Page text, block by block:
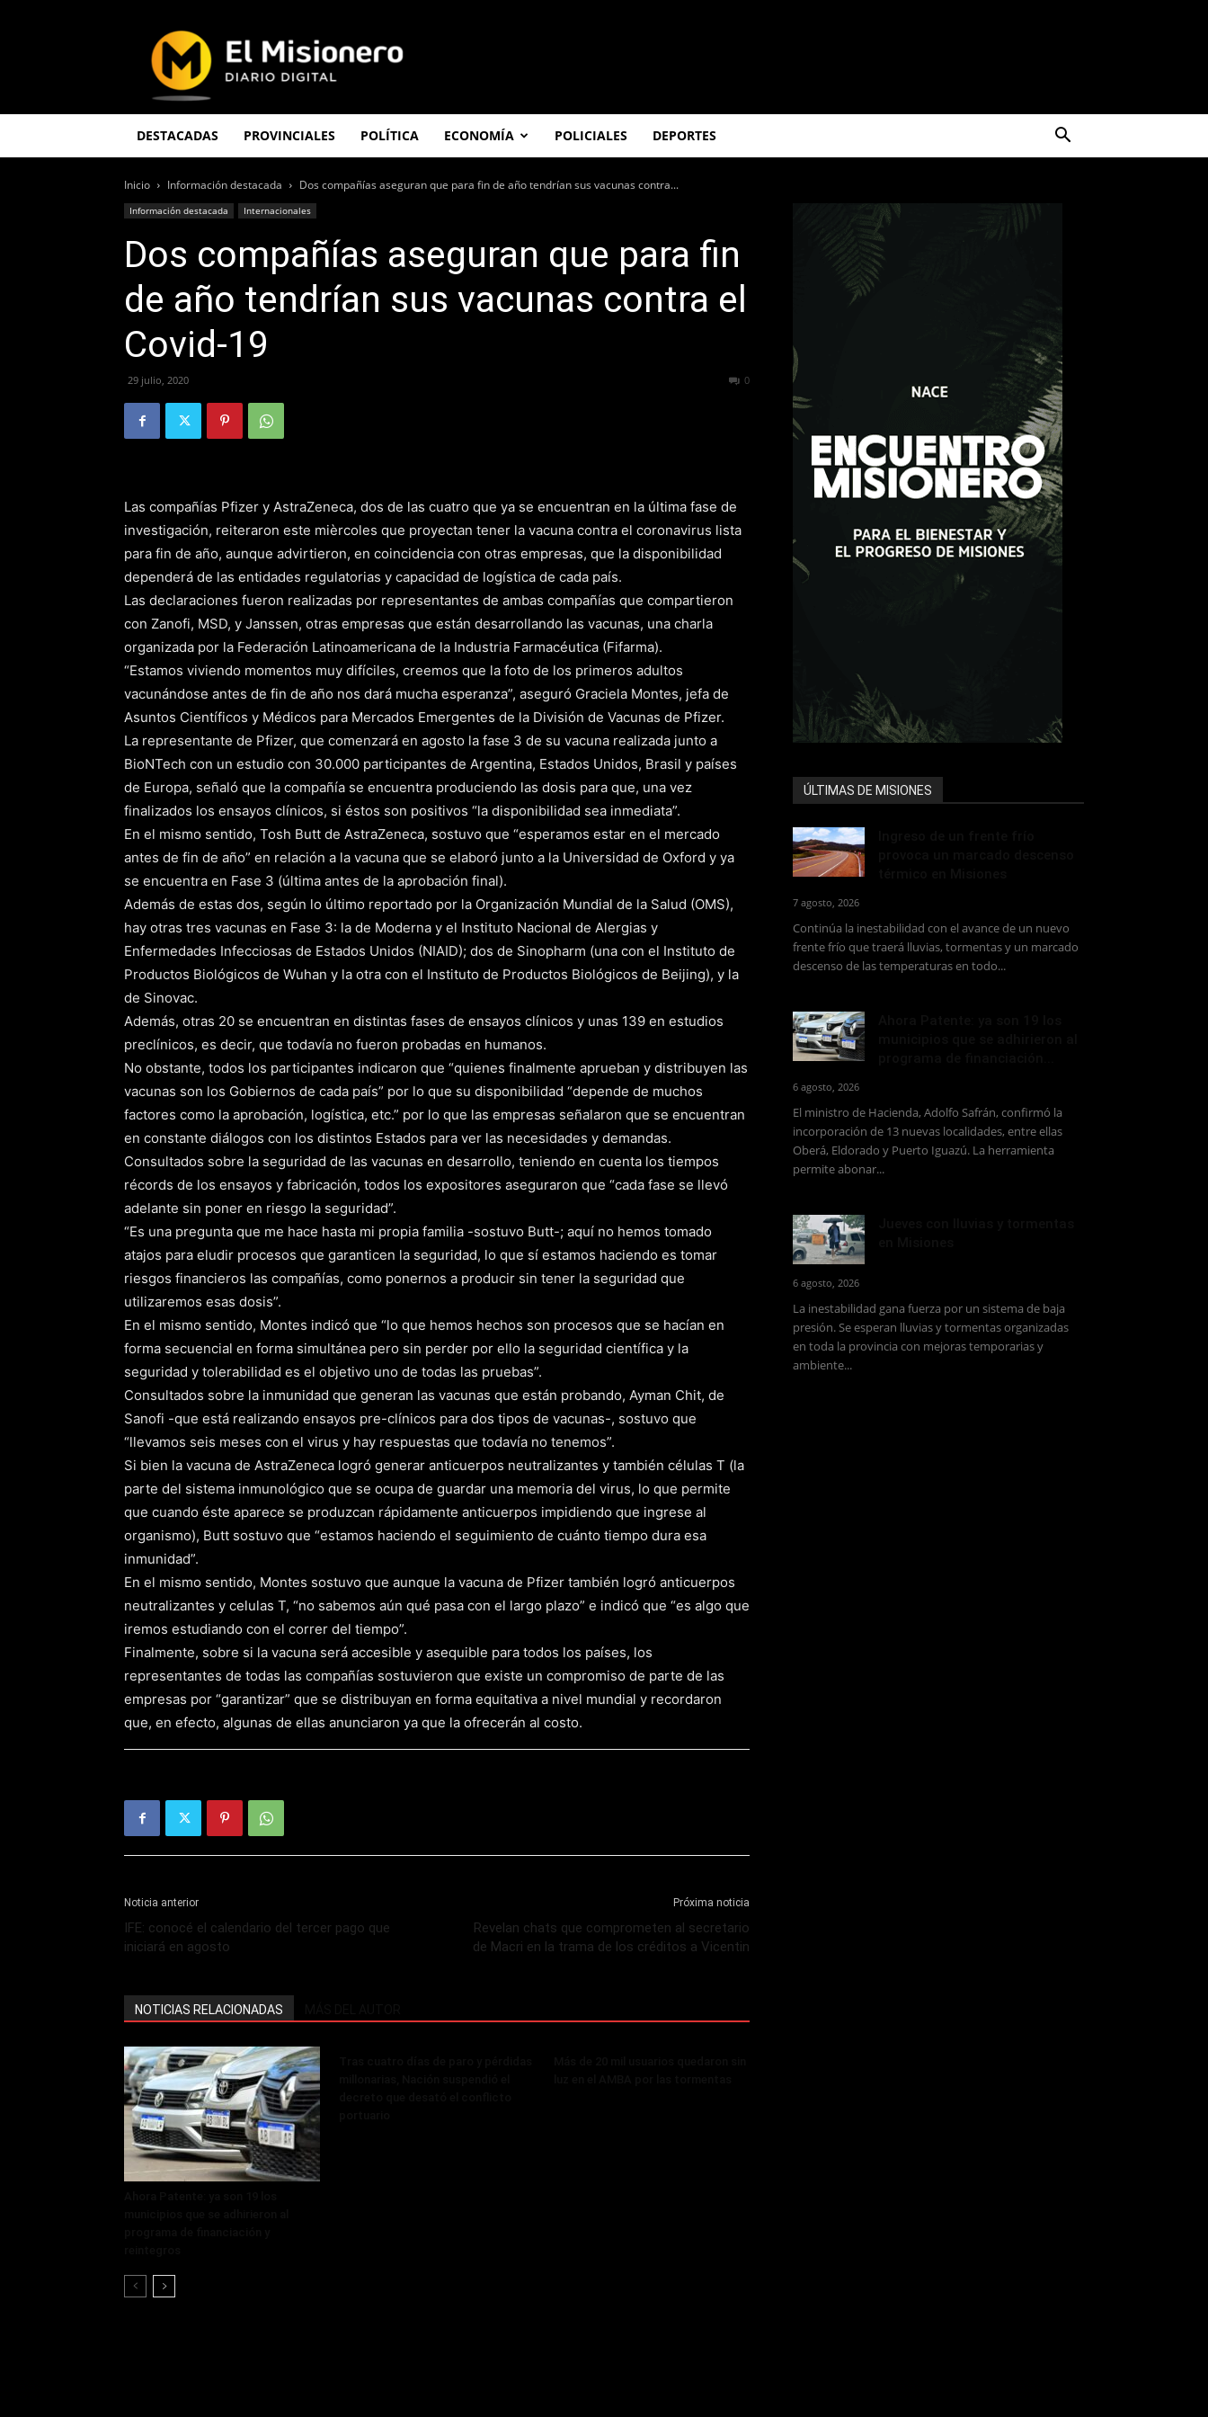
Misionero
DESTACADAS PROVINCIALES POLÍTICA ECONOMÍA POLICIALES DEPORTES
Inicio Información destacada Dos compañías aseguran que para fin de año tendrían sus vacunas contra...
Información destacada Internacionales
Dos compañías aseguran que para fin
de año tendrían sus vacunas contra el
Covid-19
29 julio, 2020 0
Las compañías Pfizer y AstraZeneca, dos de las cuatro que ya se encuentran en la última fase de
investigación, reiteraron este mièrcoles que proyectan tener la vacuna contra el coronavirus lista
para fin de año, aunque advirtieron, en coincidencia con otras empresas, que la disponibilidad
dependerá de las entidades regulatorias y capacidad de logística de cada país.
Las declaraciones fueron realizadas por representantes de ambas compañías que compartieron
con Zanofi, MSD, y Janssen, otras empresas que están desarrollando las vacunas, una charla
organizada por la Federación Latinoamericana de la Industria Farmacéutica (Fifarma).
“Estamos viviendo momentos muy difíciles, creemos que la foto de los primeros adultos
vacunándose antes de fin de año nos dará mucha esperanza”, aseguró Graciela Montes, jefa de
Asuntos Científicos y Médicos para Mercados Emergentes de la División de Vacunas de Pfizer.
La representante de Pfizer, que comenzará en agosto la fase 3 de su vacuna realizada junto a
BioNTech con un estudio con 30.000 participantes de Argentina, Estados Unidos, Brasil y países
de Europa, señaló que la compañía se encuentra produciendo las dosis para que, una vez
finalizados los ensayos clínicos, si éstos son positivos “la disponibilidad sea inmediata”.
En el mismo sentido, Tosh Butt de AstraZeneca, sostuvo que “esperamos estar en el mercado
antes de fin de año” en relación a la vacuna que se elaboró junto a la Universidad de Oxford y ya
se encuentra en Fase 3 (última antes de la aprobación final).
Además de estas dos, según lo último reportado por la Organización Mundial de la Salud (OMS),
hay otras tres vacunas en Fase 3: la de Moderna y el Instituto Nacional de Alergias y
Enfermedades Infecciosas de Estados Unidos (NIAID); dos de Sinopharm (una con el Instituto de
Productos Biológicos de Wuhan y la otra con el Instituto de Productos Biológicos de Beijing), y la
de Sinovac.
Además, otras 20 se encuentran en distintas fases de ensayos clínicos y unas 139 en estudios
preclínicos, es decir, que todavía no fueron probadas en humanos.
No obstante, todos los participantes indicaron que “quienes finalmente aprueban y distribuyen las
vacunas son los Gobiernos de cada país” por lo que su disponibilidad “depende de muchos
factores como la aprobación, logística, etc.” por lo que las empresas señalaron que se encuentran
en constante diálogos con los distintos Estados para ver las necesidades y demandas.
Consultados sobre la seguridad de las vacunas en desarrollo, teniendo en cuenta los tiempos
récords de los ensayos y fabricación, todos los expositores aseguraron que “cada fase se llevó
adelante sin poner en riesgo la seguridad”.
“Es una pregunta que me hace hasta mi propia familia -sostuvo Butt-; aquí no hemos tomado
atajos para eludir procesos que garanticen la seguridad, lo que sí estamos haciendo es tomar
riesgos financieros las compañías, como ponernos a producir sin tener la seguridad que
utilizaremos esas dosis”.
En el mismo sentido, Montes indicó que “lo que hemos hechos son procesos que se hacían en
forma secuencial en forma simultánea pero sin perder por ello la seguridad científica y la
seguridad y tolerabilidad es el objetivo uno de todas las pruebas”.
Consultados sobre la inmunidad que generan las vacunas que están probando, Ayman Chit, de
Sanofi -que está realizando ensayos pre-clínicos para dos tipos de vacunas-, sostuvo que
“llevamos seis meses con el virus y hay respuestas que todavía no tenemos”.
Si bien la vacuna de AstraZeneca logró generar anticuerpos neutralizantes y también células T (la
parte del sistema inmunológico que se ocupa de guardar una memoria del virus, lo que permite
que cuando éste aparece se produzcan rápidamente anticuerpos impidiendo que ingrese al
organismo), Butt sostuvo que “estamos haciendo el seguimiento de cuánto tiempo dura esa
inmunidad”.
En el mismo sentido, Montes sostuvo que aunque la vacuna de Pfizer también logró anticuerpos
neutralizantes y celulas T, “no sabemos aún qué pasa con el largo plazo” e indicó que “es algo que
iremos estudiando con el correr del tiempo”.
Finalmente, sobre si la vacuna será accesible y asequible para todos los países, los
representantes de todas las compañías sostuvieron que existe un compromiso de parte de las
empresas por “garantizar” que se distribuyan en forma equitativa a nivel mundial y recordaron
que, en efecto, algunas de ellas anunciaron ya que la ofrecerán al costo.
Noticia anterior
IFE: conocé el calendario del tercer pago que
iniciará en agosto
Próxima noticia
Revelan chats que comprometen al secretario
de Macri en la trama de los créditos a Vicentin
NOTICIAS RELACIONADAS
ÚLTIMAS DE MISIONES
7 agosto, 2026
Continúa la inestabilidad con el avance de un nuevo
frente frío que traerá lluvias, tormentas y un marcado
descenso de las temperaturas en todo...
6 agosto, 2026
El ministro de Hacienda, Adolfo Safrán, confirmó la
incorporación de 13 nuevas localidades, entre ellas
Oberá, Eldorado y Puerto Iguazú. La herramienta
permite abonar...
6 agosto, 2026
La inestabilidad gana fuerza por un sistema de baja
presión. Se esperan lluvias y tormentas organizadas
en toda la provincia con mejoras temporarias y
ambiente...